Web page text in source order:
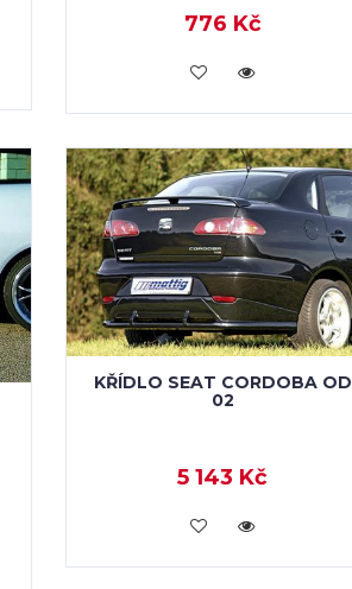
776 Kč
VLOŽIT DO KOŠÍKU
KŘÍDLO SEAT CORDOBA OD
02
5 143 Kč
VLOŽIT DO KOŠÍKU